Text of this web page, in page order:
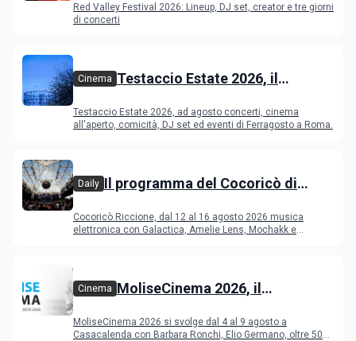
Red Valley Festival 2026: Lineup, DJ set, creator e tre giorni
di concerti
Cinema Testaccio Estate 2026, il
Ferragosto
Testaccio Estate 2026, ad agosto concerti, cinema
all'aperto, comicità, DJ set ed eventi di Ferragosto a Roma.
Daily Il programma del Cocoricò di
Cocoricò Riccione, dal 12 al 16 agosto 2026 musica
elettronica con Galactica, Amelie Lens, Mochakk e
Cinema MoliseCinema 2026, il
MoliseCinema 2026 si svolge dal 4 al 9 agosto a
Casacalenda con Barbara Ronchi, Elio Germano, oltre 50